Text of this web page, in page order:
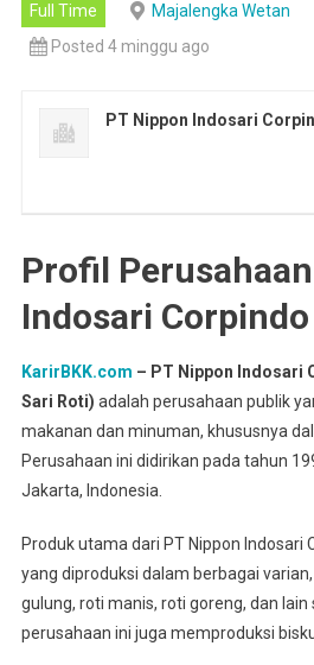
Full Time
Majalengka Wetan
Posted 4 minggu ago
PT Nippon Indosari
Profil
Indosari
KarirBKK.com – PT Nippon Indosari
Sari Roti) adalah perusahaan publik
makanan dan minuman, khususnya
Perusahaan ini didirikan pada tahun
Jakarta, Indonesia.
Produk utama dari PT Nippon Indosari
yang diproduksi dalam berbagai
gulung, roti manis, roti goreng, dan lain
perusahaan ini juga memproduksi